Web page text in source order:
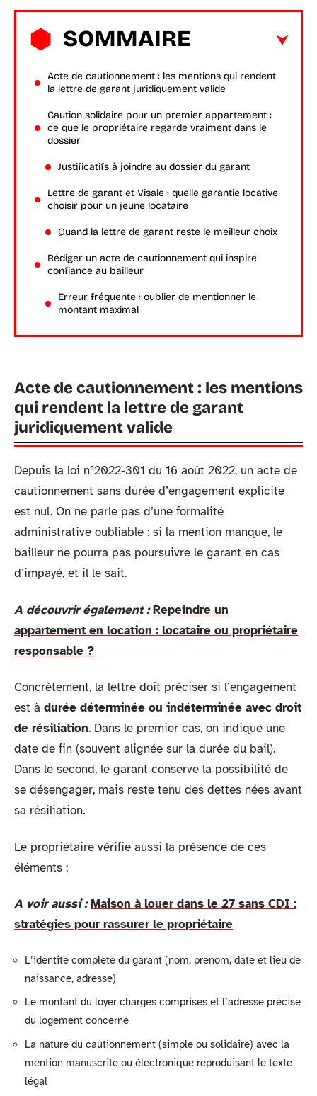
SOMMAIRE
Acte de cautionnement : les mentions qui rendent
la lettre de garant juridiquement valide
Caution solidaire pour un premier appartement :
ce que le propriétaire regarde vraiment dans le
dossier
Justificatifs à joindre au dossier du garant
Lettre de garant et Visale : quelle garantie locative
choisir pour un jeune locataire
Quand la lettre de garant reste le meilleur choix
Rédiger un acte de cautionnement qui inspire
confiance au bailleur
Erreur fréquente : oublier de mentionner le
montant maximal
Acte de cautionnement : les mentions
qui rendent la lettre de garant
juridiquement valide
Depuis la loi n°2022-301 du 16 août 2022, un acte de
cautionnement sans durée d’engagement explicite
est nul. On ne parle pas d’une formalité
administrative oubliable : si la mention manque, le
bailleur ne pourra pas poursuivre le garant en cas
d’impayé, et il le sait.
A découvrir également : Repeindre un
appartement en location : locataire ou propriétaire
responsable ?
Concrètement, la lettre doit préciser si l’engagement
est à durée déterminée ou indéterminée avec droit
de résiliation. Dans le premier cas, on indique une
date de fin (souvent alignée sur la durée du bail).
Dans le second, le garant conserve la possibilité de
se désengager, mais reste tenu des dettes nées avant
sa résiliation.
Le propriétaire vérifie aussi la présence de ces
éléments :
A voir aussi : Maison à louer dans le 27 sans CDI :
stratégies pour rassurer le propriétaire
L’identité complète du garant (nom, prénom, date et lieu de
naissance, adresse)
Le montant du loyer charges comprises et l’adresse précise
du logement concerné
La nature du cautionnement (simple ou solidaire) avec la
mention manuscrite ou électronique reproduisant le texte
légal